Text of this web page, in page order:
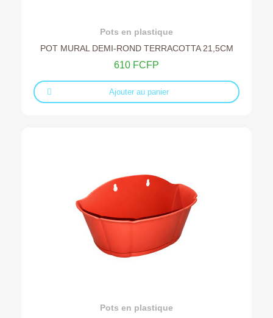
Ajouter au devis
Pots en plastique
POT MURAL DEMI-ROND TERRACOTTA 21,5CM
610 FCFP
Ajouter au panier
Ajouter au devis
Pots en plastique